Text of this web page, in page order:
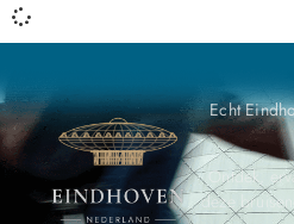
Echt
Ontdek,
deze